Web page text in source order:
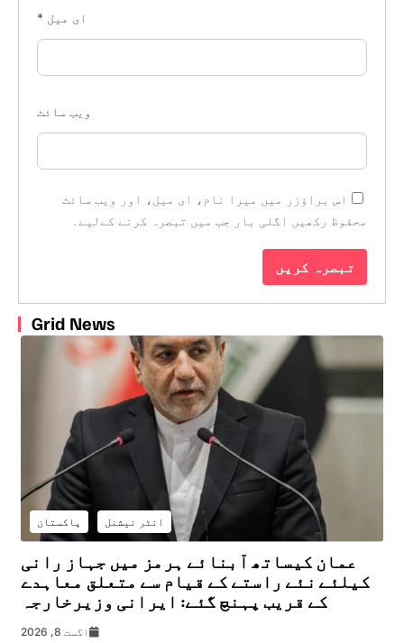
ای میل *
ویب‌ سائٹ
اس براؤزر میں میرا نام، ای میل، اور ویب سائٹ
محفوظ رکھیں اگلی بار جب میں تبصرہ کرنے کےلیے۔
Grid News
انٹر نیشنل پاکستان
عمان کیساتھ آبنائے ہرمز میں جہاز رانی
کیلئے نئے راستے کے قیام سے متعلق معاہدے
کے قریب پہنچ گئے: ایرانی وزیرخارجہ
اگست 8, 2026